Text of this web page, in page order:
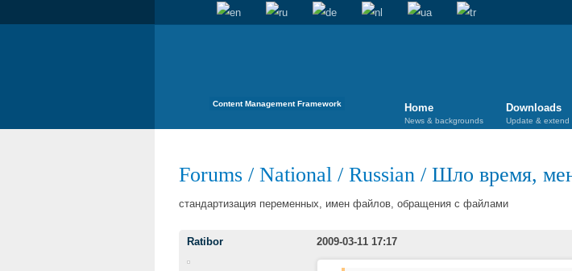
Content Management Framework Home
News & backgrounds
Downloads
Update & extend
Forums / National / Russian / Шло время,
стандартизация переменных, имен файлов, обращения с файлами
Ratibor 2009-03-11 17:17